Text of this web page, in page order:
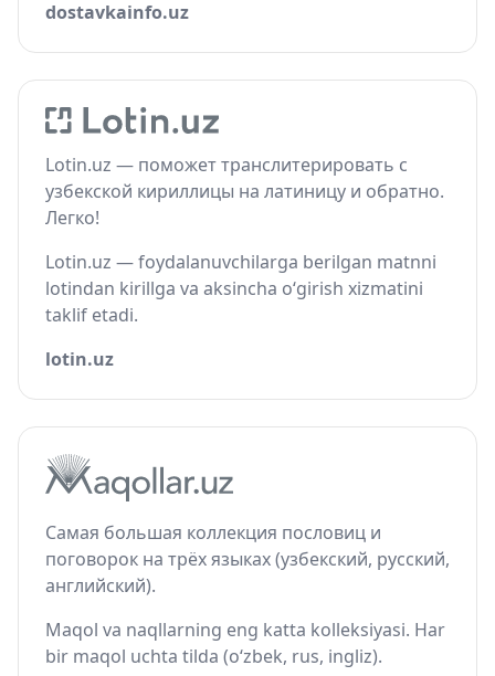
dostavkainfo.uz
Lotin.uz — поможет транслитерировать с
узбекской кириллицы на латиницу и обратно.
Легко!
Lotin.uz — foydalanuvchilarga berilgan matnni
lotindan kirillga va aksincha o‘girish xizmatini
taklif etadi.
lotin.uz
Самая большая коллекция пословиц и
поговорок на трёх языках (узбекский, русский,
английский).
Maqol va naqllarning eng katta kolleksiyasi. Har
bir maqol uchta tilda (o‘zbek, rus, ingliz).